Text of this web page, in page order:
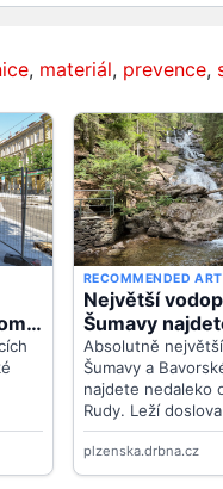
, materiál, prevence,